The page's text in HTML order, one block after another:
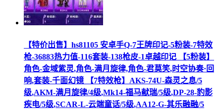
【特价出售】hs81105 安卓手Q-7王牌印记-5粉装-7特效
枪-36883热力值-116套装-138枪皮-1卓越印记 【5粉装】
角色-金域紫灵,角色-满月旋律,角色-君莫笑,时空协奏·回
响,套装-千面幻镜 【7特效枪】AKS-74U-森灵之息/5
级,AKM-满月旋律/4级,Mk14-福马献瑞/5级,DP-28-豹影
疾电/5级,SCAR-L-云端童话/5级,AA12-G-其乐融融/5